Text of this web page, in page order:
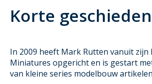
Korte
In 2009 heeft Mark Rutten vanuit zijn
Miniatures opgericht en is gestart
van kleine series modelbouw